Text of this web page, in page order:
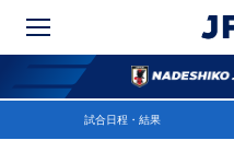
試合日程・結果